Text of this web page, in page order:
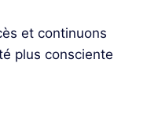
et continuons
plus consciente